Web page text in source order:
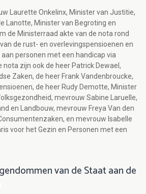
Laurette Onkelinx, Minister van Justitie,
Lanotte, Minister van Begroting en
de Ministerraad akte van de nota rond
de rust- en overlevingspensioenen en
personen met een handicap via
zijn ook de heer Patrick Dewael,
Zaken, de heer Frank Vandenbroucke,
de heer Rudy Demotte, Minister
mevrouw Sabine Laruelle,
en Landbouw, mevrouw Freya Van den
en mevrouw Isabelle
voor het Gezin en Personen met een
van de Staat aan de